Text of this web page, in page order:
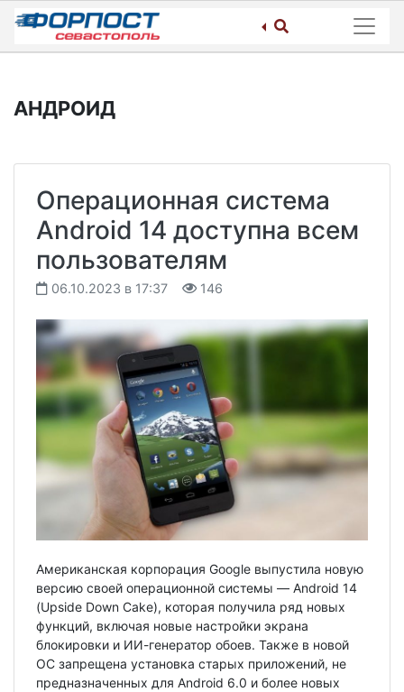
Skip
content
АНДРОИД
Операционная система
Android 14 доступна всем
пользователям
06.10.2023 в 17:37 146
Американская корпорация Google выпустила новую
версию своей операционной системы — Android 14
(Upside Down Cake), которая получила ряд новых
функций, включая новые настройки экрана
блокировки и ИИ-генератор обоев. Также в новой
ОС запрещена установка старых приложений, не
предназначенных для Android 6.0 и более новых